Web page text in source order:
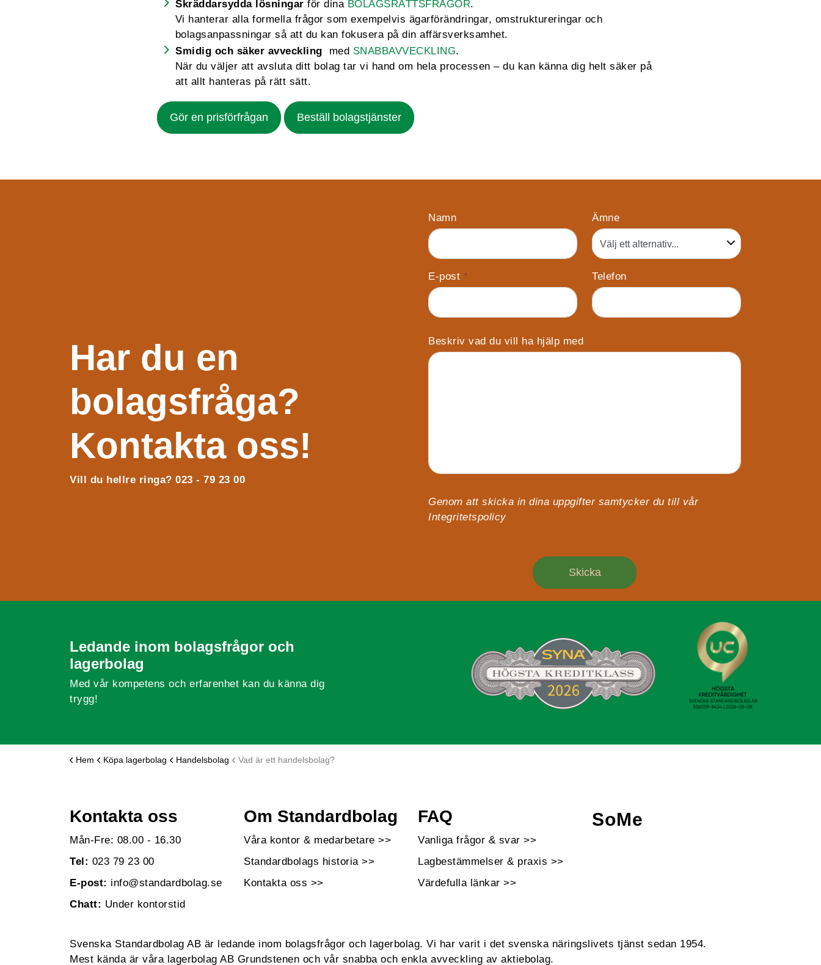
Skräddarsydda lösningar för dina BOLAGSRÄTTSFRÅGOR.
Vi hanterar alla formella frågor som exempelvis ägarförändringar, omstruktureringar och
bolagsanpassningar så att du kan fokusera på din affärsverksamhet.
Smidig och säker avveckling med SNABBAVVECKLING.
När du väljer att avsluta ditt bolag tar vi hand om hela processen – du kan känna dig helt säker på
att allt hanteras på rätt sätt.
Gör en prisförfrågan Beställ bolagstjänster
Har du en
bolagsfråga?
Kontakta oss!
Vill du hellre ringa? 023 - 79 23 00
Namn
E-post *
Ämne
Telefon
Beskriv vad du vill ha hjälp med
Genom att skicka in dina uppgifter samtycker du till vår
Integritetspolicy
Ledande inom bolagsfrågor och
lagerbolag
Med vår kompetens och erfarenhet kan du känna dig
trygg!
Hem Köpa lagerbolag Handelsbolag Vad är ett handelsbolag?
Kontakta oss
Mån-Fre: 08.00 - 16.30
Tel: 023 79 23 00
E-post: info@standardbolag.se
Chatt: Under kontorstid
Om Standardbolag
Våra kontor & medarbetare >>
Standardbolags historia >>
Kontakta oss >>
FAQ
Vanliga frågor & svar >>
Lagbestämmelser & praxis >>
Värdefulla länkar >>
SoMe
Svenska Standardbolag AB är ledande inom bolagsfrågor och lagerbolag. Vi har varit i det svenska näringslivets tjänst sedan 1954.
Mest kända är våra lagerbolag AB Grundstenen och vår snabba och enkla avveckling av aktiebolag.